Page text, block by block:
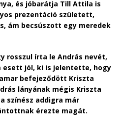
és jóbarátja Till Attila is
prezentáció született,
ám becsúszott egy meredek
rosszul írta le András nevét,
esett jól, ki is jelentette, hogy
befejeződött Kriszta
lányának mégis Kriszta
színész addigra már
érezte magát.